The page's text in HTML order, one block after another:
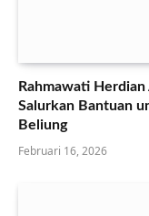
Rahmawati
Salurkan Bantuan
Beliung
Februari 16, 2026